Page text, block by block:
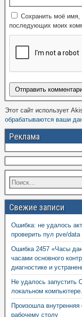
Сохранить моё имя,
последующих моих
Этот сайт использует
обрабатываются ваши
Реклама
Свежие записи
Ошибка: не удалось
проверить пул pve/data
Ошибка 2457 «Часы
часами основного
диагностике и
Не удалось запустить
локальном компьютере.
Произошла
рабочему столу